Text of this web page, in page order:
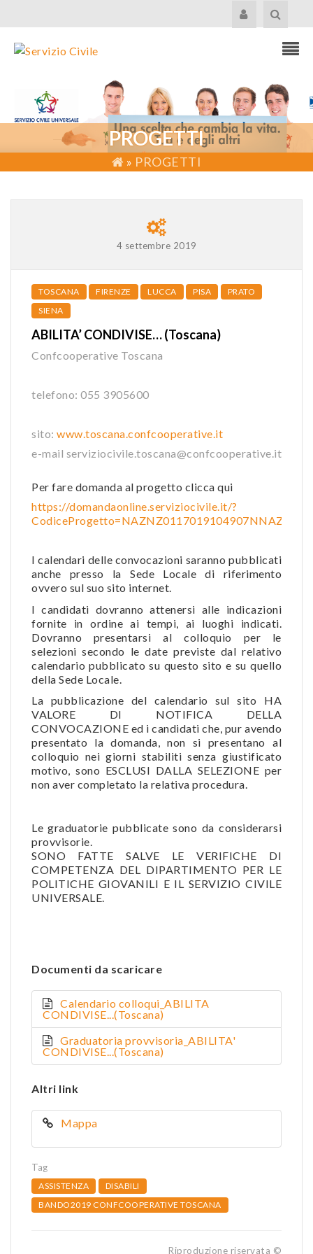
PROGETTI
» PROGETTI
4 settembre 2019
TOSCANA FIRENZE LUCCA PISA
PRATO
SIENA
ABILITA’ CONDIVISE… (Toscana)
Confcooperative Toscana
telefono: 055 3905600
sito: www.toscana.confcooperative.it
e-mail serviziocivile.toscana@confcooperative.it
Per fare domanda al progetto clicca qui
https://domandaonline.serviziocivile.it/?
CodiceProgetto=NAZNZ0117019104907NNAZ
I calendari delle convocazioni saranno pubblicati
anche presso la Sede Locale di riferimento
ovvero sul suo sito internet.
I candidati dovranno attenersi alle indicazioni
fornite in ordine ai tempi, ai luoghi indicati.
Dovranno presentarsi al colloquio per le
selezioni secondo le date previste dal relativo
calendario pubblicato su questo sito e su quello
della Sede Locale.
La pubblicazione del calendario sul sito HA
VALORE DI NOTIFICA DELLA
CONVOCAZIONE ed i candidati che, pur avendo
presentato la domanda, non si presentano al
colloquio nei giorni stabiliti senza giustificato
motivo, sono ESCLUSI DALLA SELEZIONE per
non aver completato la relativa procedura.
Le graduatorie pubblicate sono da considerarsi
provvisorie.
SONO FATTE SALVE LE VERIFICHE DI
COMPETENZA DEL DIPARTIMENTO PER LE
POLITICHE GIOVANILI E IL SERVIZIO CIVILE
UNIVERSALE.
Documenti da scaricare
Calendario colloqui_ABILITA
CONDIVISE...(Toscana)
Graduatoria provvisoria_ABILITA'
CONDIVISE...(Toscana)
Altri link
Mappa
Tag
ASSISTENZA
DISABILI
BANDO2019 CONFCOOPERATIVE TOSCANA
Riproduzione riservata ©